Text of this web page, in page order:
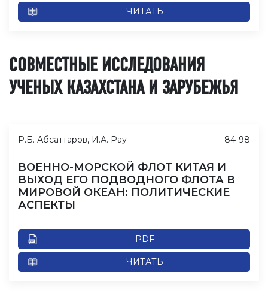
ЧИТАТЬ
СОВМЕСТНЫЕ ИССЛЕДОВАНИЯ
УЧЕНЫХ КАЗАХСТАНА И ЗАРУБЕЖЬЯ
Р.Б. Абсаттаров, И.А. Рау
ВОЕННО-МОРСКОЙ ФЛОТ КИТАЯ И
ВЫХОД ЕГО ПОДВОДНОГО ФЛОТА В
МИРОВОЙ ОКЕАН: ПОЛИТИЧЕСКИЕ
АСПЕКТЫ
PDF
ЧИТАТЬ
84-98